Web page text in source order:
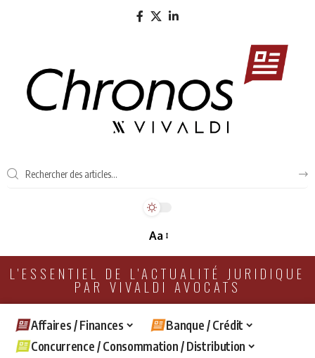
Aa
L'ESSENTIEL DE L'ACTUALITÉ JURIDIQUE
PAR VIVALDI AVOCATS
Affaires / Finances
Banque / Crédit
Concurrence / Consommation / Distribution